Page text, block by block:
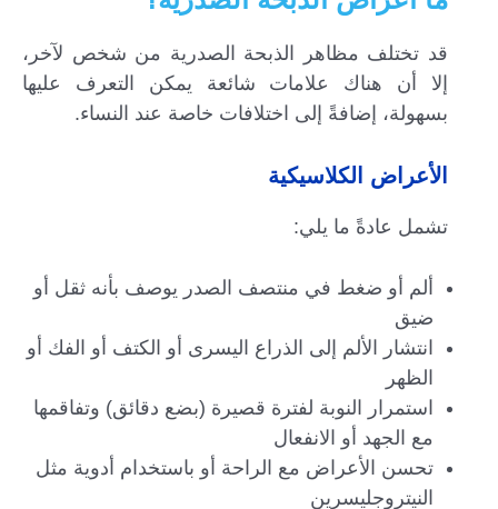
قد تختلف مظاهر الذبحة الصدرية من شخص لآخر،
إلا أن هناك علامات شائعة يمكن التعرف عليها
بسهولة، إضافةً إلى اختلافات خاصة عند النساء.
الأعراض الكلاسيكية
تشمل عادةً ما يلي:
ألم أو ضغط في منتصف الصدر يوصف بأنه ثقل أو
ضيق
انتشار الألم إلى الذراع اليسرى أو الكتف أو الفك أو
الظهر
استمرار النوبة لفترة قصيرة (بضع دقائق) وتفاقمها
مع الجهد أو الانفعال
تحسن الأعراض مع الراحة أو باستخدام أدوية مثل
النيتروجليسرين